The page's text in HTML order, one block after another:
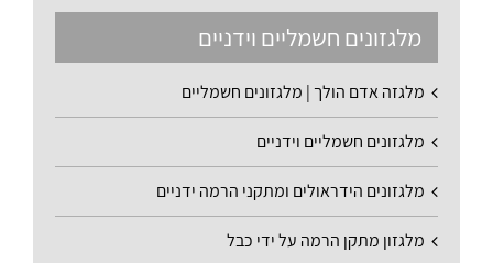
מלגזונים חשמליים וידניים
מלגזה אדם הולך | מלגזונים חשמליים
מלגזונים חשמליים וידניים
מלגזונים הידראולים ומתקני הרמה ידניים
מלגזון מתקן הרמה על ידי כבל